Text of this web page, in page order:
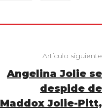
Artículo siguiente
Angelina Jolie se
despide de
Maddox Jolie-Pitt,